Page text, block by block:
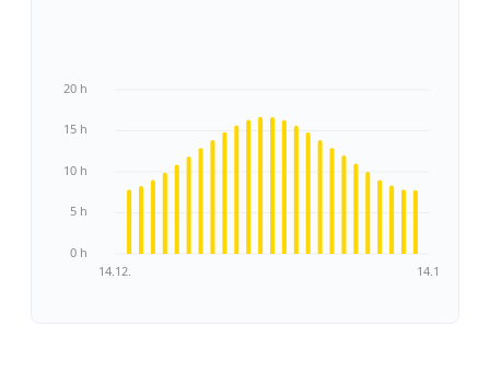
0 h
5 h
10 h
15 h
20 h
14.12. 14.1.